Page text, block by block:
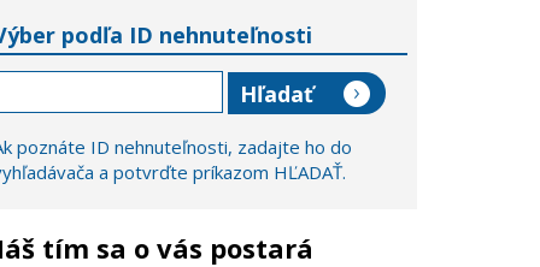
podľa ID nehnuteľnosti
poznáte ID nehnuteľnosti, zadajte ho do
a potvrďte príkazom HĽADAŤ.
tím sa o vás postará